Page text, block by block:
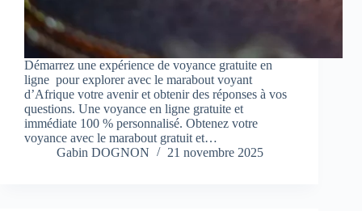
Démarrez une expérience de voyance gratuite en
ligne pour explorer avec le marabout voyant
d’Afrique votre avenir et obtenir des réponses à vos
questions. Une voyance en ligne gratuite et
immédiate 100 % personnalisé. Obtenez votre
voyance avec le marabout gratuit et…
Gabin DOGNON
21 novembre 2025